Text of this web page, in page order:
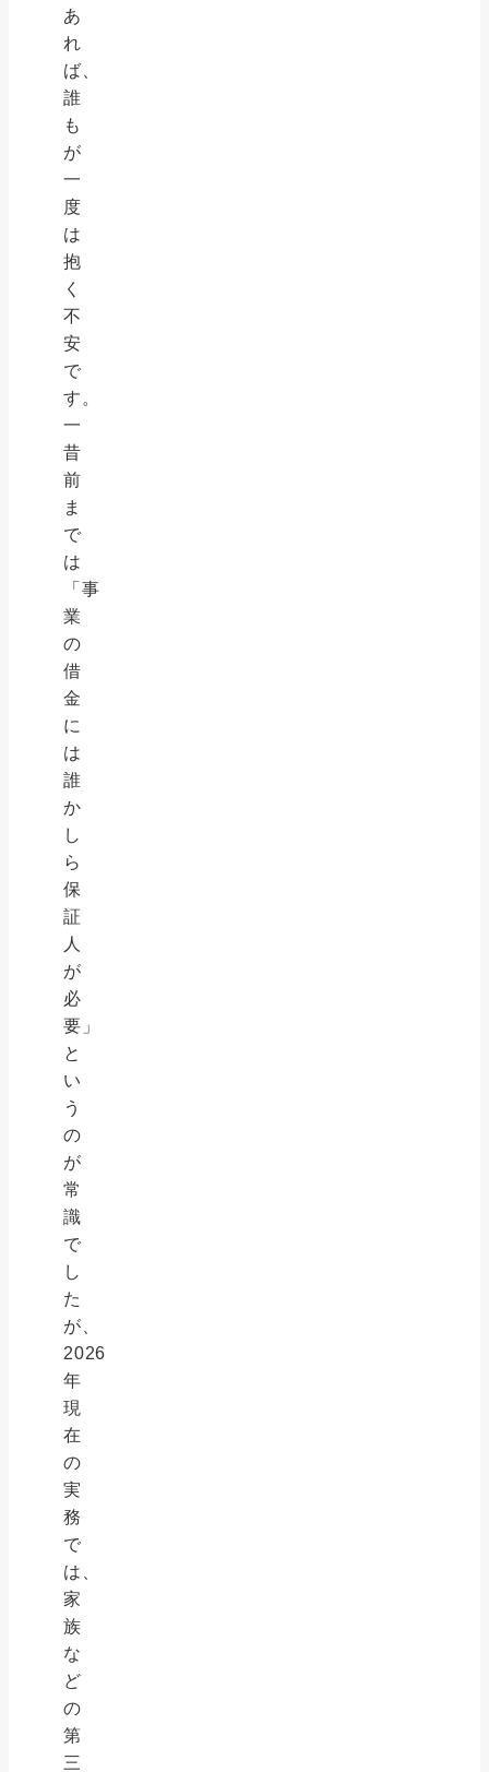
あ
れ
ば、
誰
も
が
一
度
は
抱
く
不
安
で
す。
一
昔
前
ま
で
は
「事
業
の
借
金
に
は
誰
か
し
ら
保
証
人
が
必
要」
と
い
う
の
が
常
識
で
し
た
が、
2026
年
現
在
の
実
務
で
は、
家
族
な
ど
の
第
三